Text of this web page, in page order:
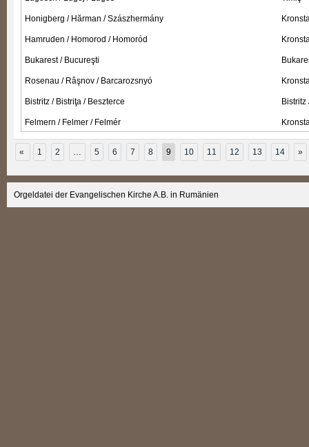
Honigberg / Hărman / Szászhermány
Hamruden / Homorod / Homoród
Bukarest / Bucureşti
Rosenau / Râşnov / Barcarozsnyó
Bistritz / Bistriţa / Beszterce
Felmern / Felmer / Felmér
« 1 2 … 5 6 7 8 9 10 11 12 13 14 »
Orgeldatei der Evangelischen Kirche A.B. in Rumänien